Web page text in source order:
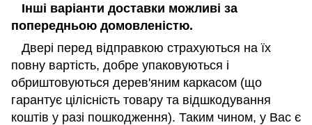
Інші варіанти доставки можливі за
попередньою домовленістю.
Двері перед відправкою страхуються на їх
повну вартість, добре упаковуються і
обриштовуються дерев'яним каркасом (що
гарантує цілісність товару та відшкодування
коштів у разі пошкодження). Таким чином, у Вас є